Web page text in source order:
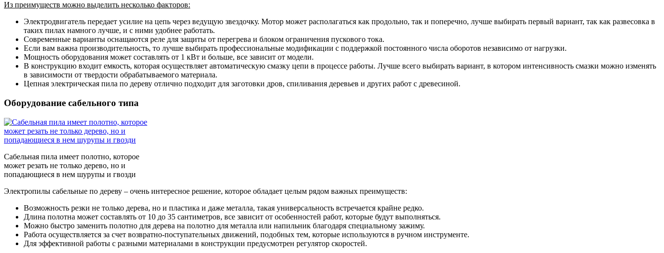
Из преимуществ можно выделить несколько факторов:
Электродвигатель передает усилие на цепь через ведущую звездочку. Мотор может располагаться как продольно, так и поперечно, лучше выбирать первый вариант, так как развесовка в
таких пилах намного лучше, и с ними удобнее работать.
Современные варианты оснащаются реле для защиты от перегрева и блоком ограничения пускового тока.
Если вам важна производительность, то лучше выбирать профессиональные модификации с поддержкой постоянного числа оборотов независимо от нагрузки.
Мощность оборудования может составлять от 1 кВт и больше, все зависит от модели.
В конструкцию входит емкость, которая осуществляет автоматическую смазку цепи в процессе работы. Лучше всего выбирать вариант, в котором интенсивность смазки можно изменять
в зависимости от твердости обрабатываемого материала.
Цепная электрическая пила по дереву отлично подходит для заготовки дров, спиливания деревьев и других работ с древесиной.
Оборудование сабельного типа
Сабельная пила имеет полотно, которое
может резать не только дерево, но и
попадающиеся в нем шурупы и гвозди
Электропилы сабельные по дереву – очень интересное решение, которое обладает целым рядом важных преимуществ:
Возможность резки не только дерева, но и пластика и даже металла, такая универсальность встречается крайне редко.
Длина полотна может составлять от 10 до 35 сантиметров, все зависит от особенностей работ, которые будут выполняться.
Можно быстро заменить полотно для дерева на полотно для металла или напильник благодаря специальному зажиму.
Работа осуществляется за счет возвратно-поступательных движений, подобных тем, которые используются в ручном инструменте.
Для эффективной работы с разными материалами в конструкции предусмотрен регулятор скоростей.